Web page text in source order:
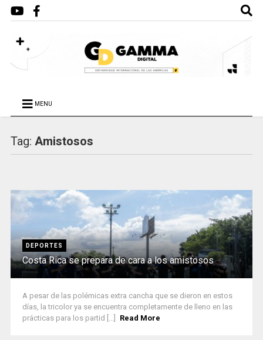
MENU
Tag: Amistosos
DEPORTES
Costa Rica se prepara de cara a los amistosos
A pesar de las polémicas extra cancha que se dieron en estos
días, la tricolor ya se encuentra completamente de lleno en las
prácticas para los partid [...]
Read More